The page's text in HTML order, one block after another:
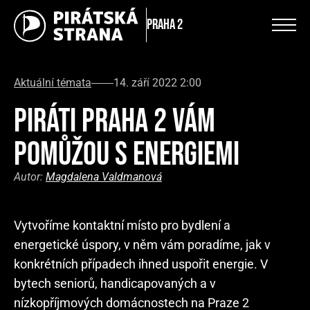
Praha 2
Aktuální témata 14. září 2022 2:00
PIRÁTI PRAHA 2 VÁM
POMŮŽOU S ENERGIEMI
Autor: Magdalena Valdmanová
Vytvoříme kontaktní místo pro bydlení a
energetické úspory, v něm vám poradíme, jak v
konkrétních případech ihned uspořit energie. V
bytech seniorů, handicapovaných a v
nízkopříjmových domácnostech na Praze 2